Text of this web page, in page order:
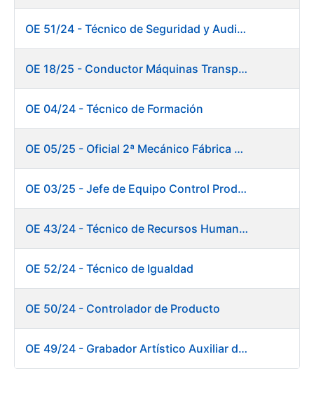
OE 51/24 - Técnico de Seguridad y Auditoría Informática
OE 18/25 - Conductor Máquinas Transportadoras Elevadoras. Fábrica Papel
OE 04/24 - Técnico de Formación
OE 05/25 - Oficial 2ª Mecánico Fábrica Papel
OE 03/25 - Jefe de Equipo Control Productivo. Fábrica Papel
OE 43/24 - Técnico de Recursos Humanos
OE 52/24 - Técnico de Igualdad
OE 50/24 - Controlador de Producto
OE 49/24 - Grabador Artístico Auxiliar de Originales